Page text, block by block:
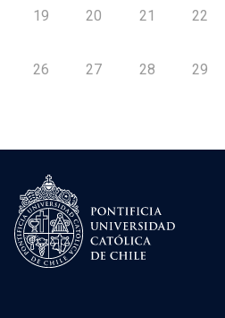
19 20 21 22
26 27 28 29